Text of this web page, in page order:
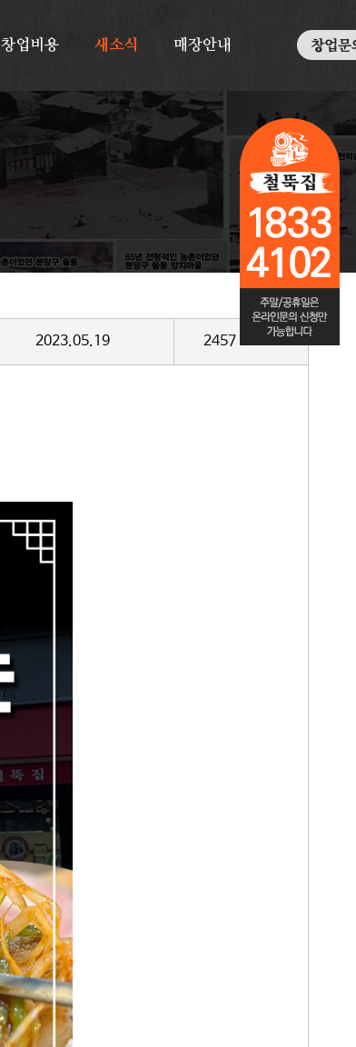
창업비용 새소식 매장안내
2023.05.19 2457